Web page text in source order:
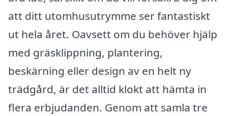
att ditt utomhusutrymme ser fantastiskt
ut hela året. Oavsett om du behöver hjälp
med gräsklippning, plantering,
beskärning eller design av en helt ny
trädgård, är det alltid klokt att hämta in
flera erbjudanden. Genom att samla tre